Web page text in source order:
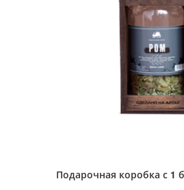
Подарочная коробка с 1